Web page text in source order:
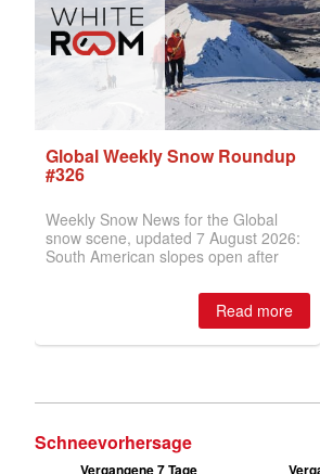
Schneevorhersage
Vergangene 7 Tage